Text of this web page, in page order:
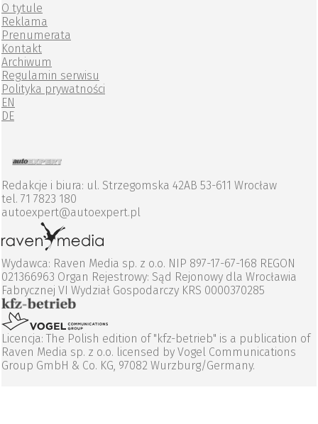
O tytule
Reklama
Prenumerata
Kontakt
Archiwum
Regulamin serwisu
Polityka prywatności
EN
DE
Redakcje i biura: ul. Strzegomska 42AB 53-611 Wrocław
tel. 71 7823 180
autoexpert@autoexpert.pl
Wydawca: Raven Media sp. z o.o. NIP 897-17-67-168 REGON
021366963 Organ Rejestrowy: Sąd Rejonowy dla Wrocławia
Fabrycznej VI Wydział Gospodarczy KRS 0000370285
Licencja: The Polish edition of "kfz-betrieb" is a publication of
Raven Media sp. z o.o. licensed by Vogel Communications
Group GmbH & Co. KG, 97082 Wurzburg/Germany.